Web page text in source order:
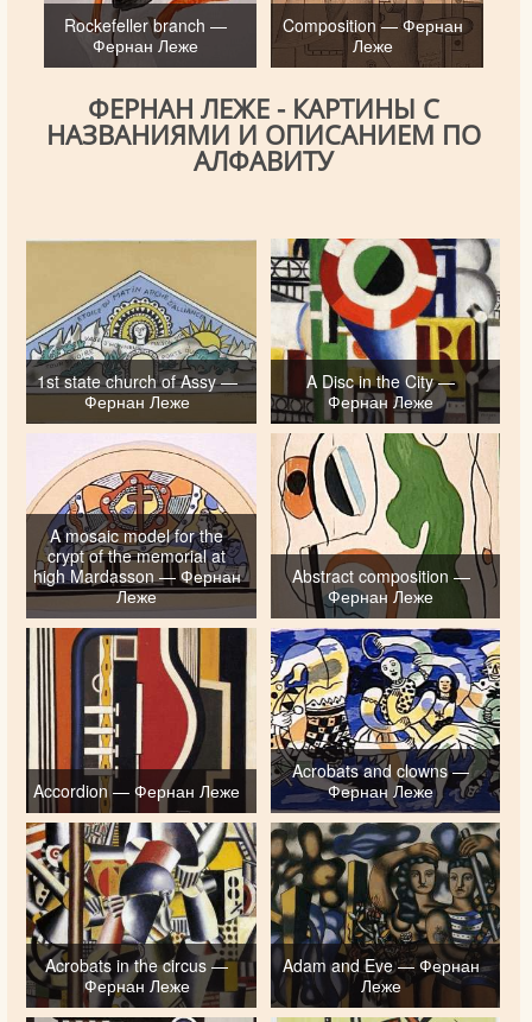
Rockefeller branch —
Фернан Леже
Composition — Фернан
Леже
ФЕРНАН ЛЕЖЕ - КАРТИНЫ С
НАЗВАНИЯМИ И ОПИСАНИЕМ ПО
АЛФАВИТУ
1st state church of Assy —
Фернан Леже
A Disc in the City —
Фернан Леже
A mosaic model for the
crypt of the memorial at
high Mardasson — Фернан
Леже
Abstract composition —
Фернан Леже
Accordion — Фернан Леже
Acrobats and clowns —
Фернан Леже
Acrobats in the circus —
Фернан Леже
Adam and Eve — Фернан
Леже